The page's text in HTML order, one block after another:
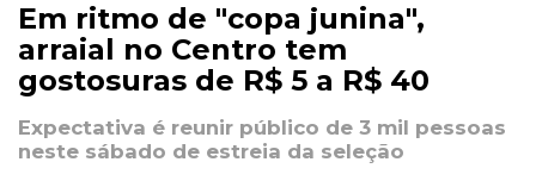
Em ritmo de "copa junina",
arraial no Centro tem
gostosuras de R$ 5 a R$ 40
Expectativa é reunir público de 3 mil pessoas
neste sábado de estreia da seleção